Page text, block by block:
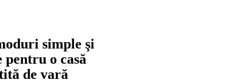
simple şi
pentru o casă
de vară